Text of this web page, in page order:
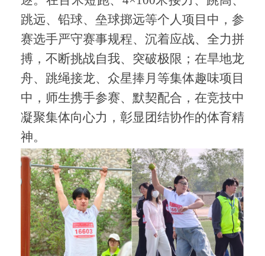
跳远、铅球、垒球掷远等个人项目中，参
赛选手严守赛事规程、沉着应战、全力拼
搏，不断挑战自我、突破极限；在旱地龙
舟、跳绳接龙、众星捧月等集体趣味项目
中，师生携手参赛、默契配合，在竞技中
凝聚集体向心力，彰显团结协作的体育精
神。